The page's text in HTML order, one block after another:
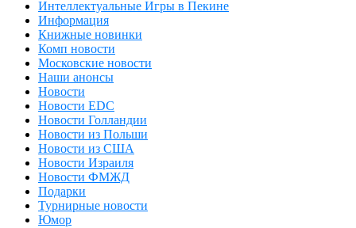
Интеллектуальные Игры в Пекине
Информация
Книжные новинки
Комп новости
Московские новости
Наши анонсы
Новости
Новости EDC
Новости Голландии
Новости из Польши
Новости из США
Новости Израиля
Новости ФМЖД
Подарки
Турнирные новости
Юмор